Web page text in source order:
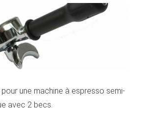
une machine à espresso semi-
avec 2 becs.